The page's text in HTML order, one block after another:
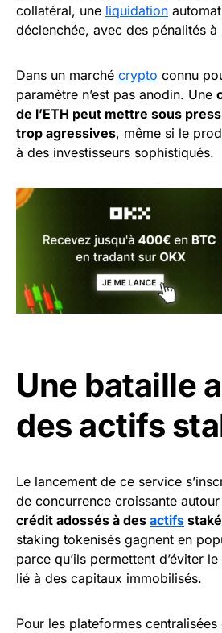
collatéral, une liquidation
déclenchée, avec des pénalités à
Dans un marché crypto connu
paramètre n’est pas anodin. Une
de l’ETH peut mettre sous
trop agressives, même si le
à des investisseurs sophistiqués.
Une bataille
des actifs
Le lancement de ce service
de concurrence croissante
crédit adossés à des actifs
staking tokenisés gagnent en
parce qu’ils permettent d’éviter
lié à des capitaux immobilisés.
Pour les plateformes